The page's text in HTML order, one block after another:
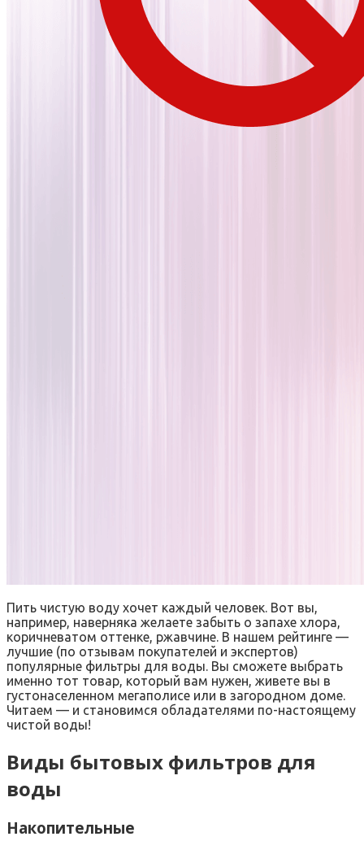
Пить чистую воду хочет каждый человек. Вот вы,
например, наверняка желаете забыть о запахе хлора,
коричневатом оттенке, ржавчине. В нашем рейтинге —
лучшие (по отзывам покупателей и экспертов)
популярные фильтры для воды. Вы сможете выбрать
именно тот товар, который вам нужен, живете вы в
густонаселенном мегаполисе или в загородном доме.
Читаем — и становимся обладателями по-настоящему
чистой воды!
Виды бытовых фильтров для
воды
Накопительные